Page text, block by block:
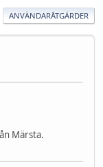
ANVÄNDARÅTGÄRDER
Märsta.